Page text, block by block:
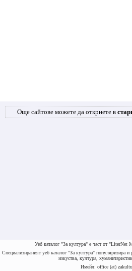
Още сайтове можете да откриете в
Уеб каталог "За култура" е част от
Специализираният уеб каталог "За култура" популяризира и
изкуства, култура,
Имейл: office (at)